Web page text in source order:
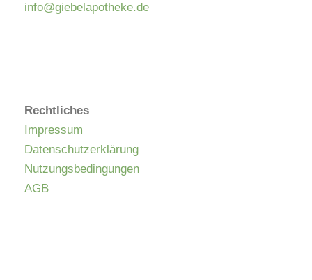
info@giebelapotheke.de
Rechtliches
Impressum
Datenschutzerklärung
Nutzungsbedingungen
AGB